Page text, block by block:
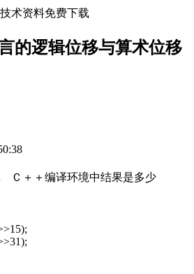
术资料免费下载
的逻辑位移与算术位移
＋＋编译环境中结果是多少